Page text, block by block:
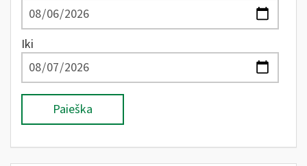
Iki
Paieška